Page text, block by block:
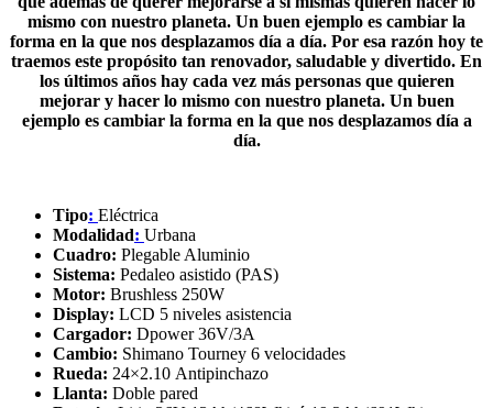
mismo con nuestro planeta. Un buen ejemplo es cambiar la
forma en la que nos desplazamos día a día. Por esa razón hoy te
traemos este propósito tan renovador, saludable y divertido. En
los últimos años hay cada vez más personas que quieren
mejorar y hacer lo mismo con nuestro planeta. Un buen
ejemplo es cambiar la forma en la que nos desplazamos día a
día.
Tipo: Eléctrica
Modalidad: Urbana
Cuadro: Plegable Aluminio
Sistema: Pedaleo asistido (PAS)
Motor: Brushless 250W
Display: LCD 5 niveles asistencia
Cargador: Dpower 36V/3A
Cambio: Shimano Tourney 6 velocidades
Rueda: 24×2.10 Antipinchazo
Llanta: Doble pared